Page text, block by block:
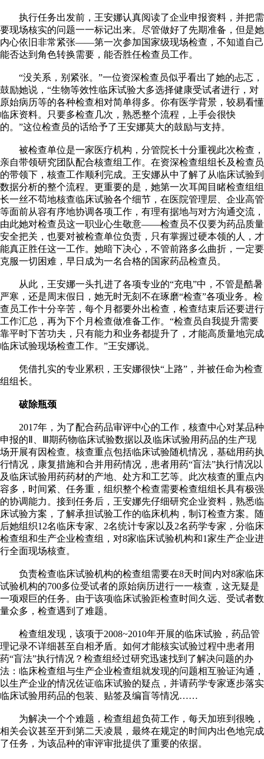
执行任务出发前，王安娜认真阅读了企业申报资料，并把需
要现场核实的问题一一标记出来。尽管做好了先期准备，但是她
内心依旧非常紧张——第一次参加国家级现场检查，不知道自己
能否达到角色转换需要，能否胜任检查员工作。
“没关系，别紧张。”一位资深检查员似乎看出了她的忐忑，
鼓励她说，“生物等效性临床试验大多选择健康受试者进行，对
原始病历等的各种检查相对简单得多。你有医学背景，较易看懂
临床资料。只要多检查几次，熟悉整个流程，上手会很快
的。”这位检查员的话给予了王安娜莫大的鼓励与支持。
被检查单位是一家医疗机构，分管院长十分重视此次检查，
亲自带领研究团队配合核查组工作。在资深检查组组长及检查员
的带领下，核查工作顺利完成。王安娜从中了解了从临床试验到
数据分析的整个流程。更重要的是，她第一次耳闻目睹检查组组
长一丝不苟地核查临床试验各个细节，在医院管理层、企业高管
等面前从容有序地协调各项工作，有理有据地与对方沟通交流，
由此她对检查员这一职业心生敬意——检查员不仅要为药品质量
安全把关，也要对被检查单位负责，只有掌握过硬本领的人，才
能真正胜任这一工作。她暗下决心，不管前路多么曲折，一定要
克服一切困难，早日成为一名合格的国家药品检查员。
从此，王安娜一头扎进了各项专业的“充电”中，不管是酷暑
严寒，还是周末假日，她无时无刻不在琢磨“检查”各项业务。检
查员工作十分辛苦，每个月都要外出检查，检查结束后还要进行
工作汇总，再为下个月检查做准备工作。“检查员自我提升需要
靠平时下苦功夫，只有能力和业务都提升了，才能高质量地完成
临床试验现场检查工作。”王安娜说。
凭借扎实的专业累积，王安娜很快“上路”，并被任命为检查
组组长。
破除瓶颈
2017年，为了配合药品审评中心的工作，核查中心对某品种
申报的Ⅱ、Ⅲ期药物临床试验数据以及临床试验用药品的生产现
场开展有因检查。核查重点包括临床试验随机情况，基础用药执
行情况，康复措施和合并用药情况，患者用药“盲法”执行情况以
及临床试验用药药材的产地、处方和工艺等。此次核查的重点内
容多，时间紧、任务重，组织整个检查需要检查组组长具有极强
的协调能力。接到任务后，王安娜先仔细研究企业资料，熟悉临
床试验方案，了解承担试验工作的临床机构，制订检查方案。随
后她组织12名临床专家、2名统计专家以及2名药学专家，分临床
检查组和生产企业检查组，对8家临床试验机构和1家生产企业进
行全面现场核查。
负责检查临床试验机构的检查组需要在8天时间内对8家临床
试验机构的700多位受试者的原始病历进行一一核查，这无疑是
一项艰巨的任务。由于该项临床试验距检查时间久远、受试者数
量众多，检查遇到了难题。
检查组发现，该项于2008~2010年开展的临床试验，药品管
理记录不详细甚至自相矛盾。如何才能核实试验过程中患者用
药“盲法”执行情况？检查组经过研究迅速找到了解决问题的办
法：临床检查组与生产企业检查组就发现的问题相互验证沟通，
以生产企业的情况佐证临床试验的疑点，并请药学专家逐步落实
临床试验用药品的包装、贴签及编盲等情况……
为解决一个个难题，检查组超负荷工作，每天加班到很晚，
相关会议甚至开到第二天凌晨，最终在规定的时间内出色地完成
了任务，为该品种的审评审批提供了重要的依据。